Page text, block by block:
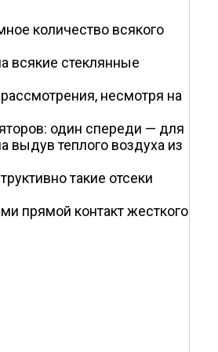
количество всякого
всякие стеклянные
несмотря на
один спереди — для
выдув теплого воздуха из
такие отсеки
прямой контакт жесткого